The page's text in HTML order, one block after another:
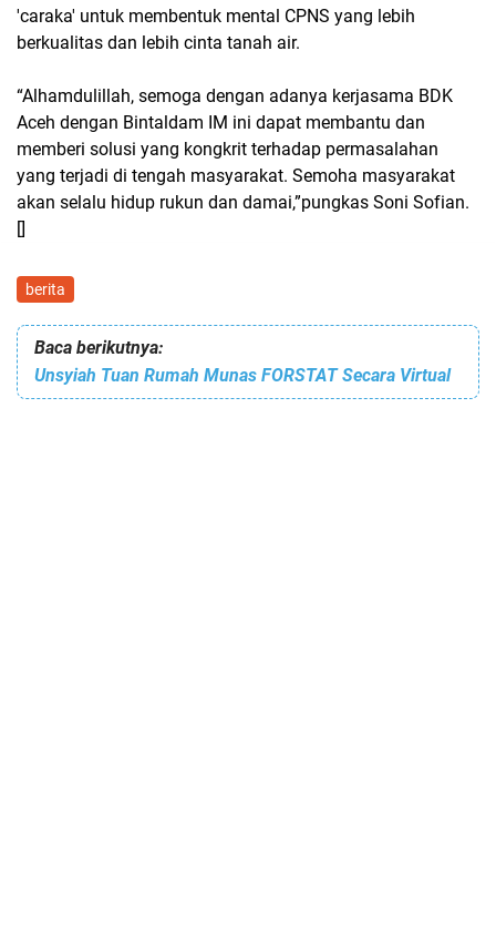
'caraka' untuk membentuk mental CPNS yang lebih
berkualitas dan lebih cinta tanah air.
“Alhamdulillah, semoga dengan adanya kerjasama BDK
Aceh dengan Bintaldam IM ini dapat membantu dan
memberi solusi yang kongkrit terhadap permasalahan
yang terjadi di tengah masyarakat. Semoha masyarakat
akan selalu hidup rukun dan damai,”pungkas Soni Sofian.
[]
berita
Baca berikutnya:
Unsyiah Tuan Rumah Munas FORSTAT Secara Virtual